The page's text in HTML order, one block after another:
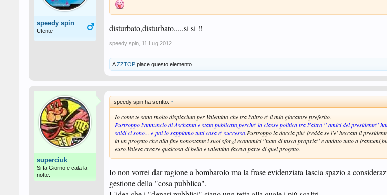
speedy spin
Utente disturbato,disturbato.....si si !!
speedy spin 11 Lug 2012
AZZTOP piace questo elemento.
superciuk
Si fa Giorno e cala la
notte.
speedy spin ha scritto: ↑
Io come te sono molto dispiaciuto per Valentino che tra l'altro e' il mio giocatore preferito.
Purtroppo l'annuncio di Aschanta e stato publicato,perche' la classe politica tra l'altro '' amici del presidente''
soldi ci sono... e poi lo sappiamo tutti cosa e' successo.Purtroppo la doccia piu' fredda se l'e' beccata il
in un progetto che alla fine nonostante i suoi sforzi economici ''tutto di tasca propria'' e andato tutto a
euro.Voleva creare qualcosa di bello e valentino faceva parte di quel progetto.
Io non vorrei dar ragione a bombarolo ma la frase evidenziata lascia spazio a
gestione della "cosa pubblica".